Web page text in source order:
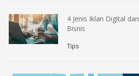
4 Jenis Iklan Digital
Bisnis
Tips